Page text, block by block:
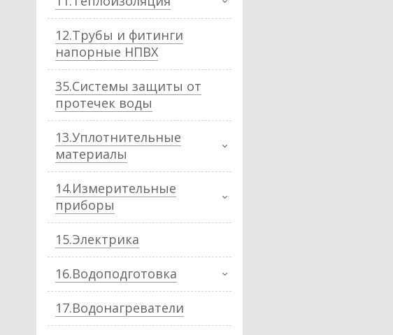
12.Трубы и фитинги
напорные НПВХ
35.Системы защиты от
протечек воды
13.Уплотнительные
материалы
14.Измерительные
приборы
15.Электрика
16.Водоподготовка
17.Водонагреватели